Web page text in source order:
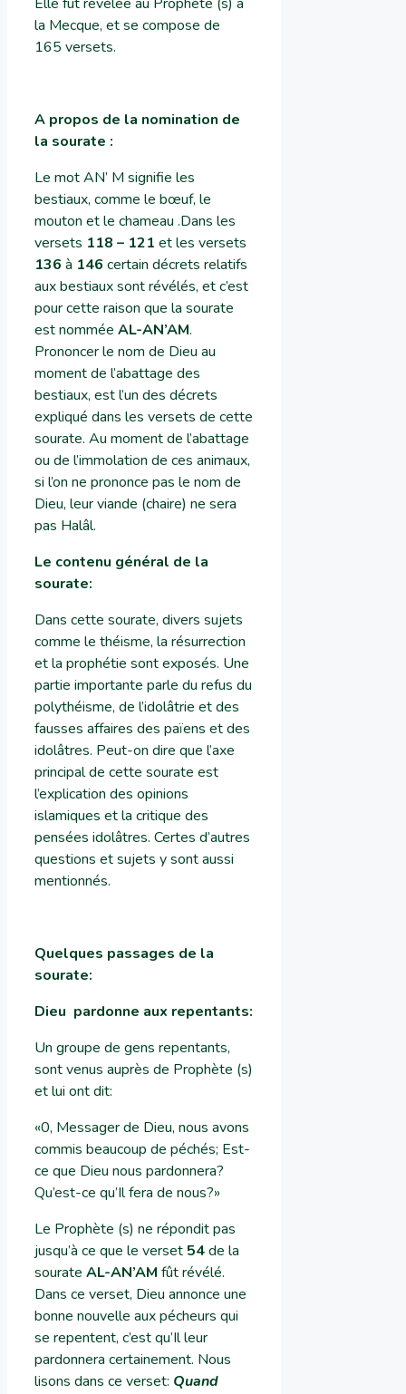
la Mecque, et se compose de
165 versets.
A propos de la nomination de
la sourate :
Le mot AN’ M signifie les
bestiaux, comme le bœuf, le
mouton et le chameau .Dans les
versets 118 – 121 et les versets
136 à 146 certain décrets relatifs
aux bestiaux sont révélés, et c’est
pour cette raison que la sourate
est nommée AL-AN’AM.
Prononcer le nom de Dieu au
moment de l’abattage des
bestiaux, est l’un des décrets
expliqué dans les versets de cette
sourate. Au moment de l’abattage
ou de l’immolation de ces animaux,
si l’on ne prononce pas le nom de
Dieu, leur viande (chaire) ne sera
pas Halâl.
Le contenu général de la
sourate:
Dans cette sourate, divers sujets
comme le théisme, la résurrection
et la prophétie sont exposés. Une
partie importante parle du refus du
polythéisme, de l’idolâtrie et des
fausses affaires des païens et des
idolâtres. Peut-on dire que l’axe
principal de cette sourate est
l’explication des opinions
islamiques et la critique des
pensées idolâtres. Certes d’autres
questions et sujets y sont aussi
mentionnés.
Quelques passages de la
sourate:
Dieu pardonne aux repentants:
Un groupe de gens repentants,
sont venus auprès de Prophète (s)
et lui ont dit:
«0, Messager de Dieu, nous avons
commis beaucoup de péchés; Est-
ce que Dieu nous pardonnera?
Qu’est-ce qu’Il fera de nous?»
Le Prophète (s) ne répondit pas
jusqu’à ce que le verset 54de la
sourate AL-AN’AM fût révélé.
Dans ce verset, Dieu annonce une
bonne nouvelle aux pécheurs qui
se repentent, c’est qu’Il leur
pardonnera certainement. Nous
lisons dans ce verset: Quand